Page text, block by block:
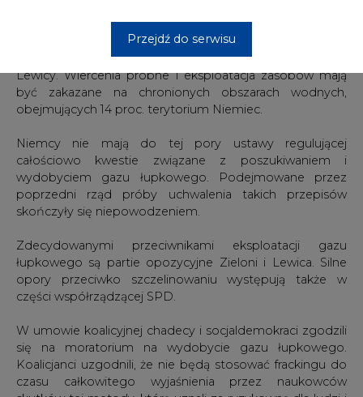
Przejdź do serwisu
Eksploatacja złóż ma być obwarowana surowymi
warunkami - wynika z pisma Gabriela do przewodniczącej
komisji budżetowej Bundestagu Gesine Loetzsch z
Lewicy. Wiercenia próbne i eksploatacja zasobów mają
być zakazane na chronionych obszarach wodnych,
obejmujących 14 proc. terytorium Niemiec.
Niemcy nie mają do tej pory ustawy regulującej
całościowo kwestie związane z poszukiwaniem i
wydobyciem gazu łupkowego. Podejmowane przez
poprzedni rząd próby uchwalenia takich przepisów
skończyły się niepowodzeniem.
Zdecydowanymi przeciwnikami eksploatacji gazu
łupkowego są partie opozycyjne Zieloni i Lewica. Silne
opory przeciwko szczelinowaniu występują także w
części współrządzącej SPD.
W umowie koalicyjnej chadecy i socjaldemokraci zgodzili
się na moratorium na wydobycie gazu łupkowego.
Koalicjanci uzgodnili, że nie będą stosować frackingu do
czasu całkowitego wyjaśnienia przez naukowców